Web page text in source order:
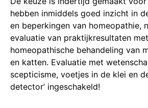
hebben inmiddels goed inzicht in
en beperkingen van homeopathie,
evaluatie van praktijkresultaten
homeopathische behandeling van
en katten. Evaluatie met
scepticisme, voetjes in de klei en
detector’ ingeschakeld!